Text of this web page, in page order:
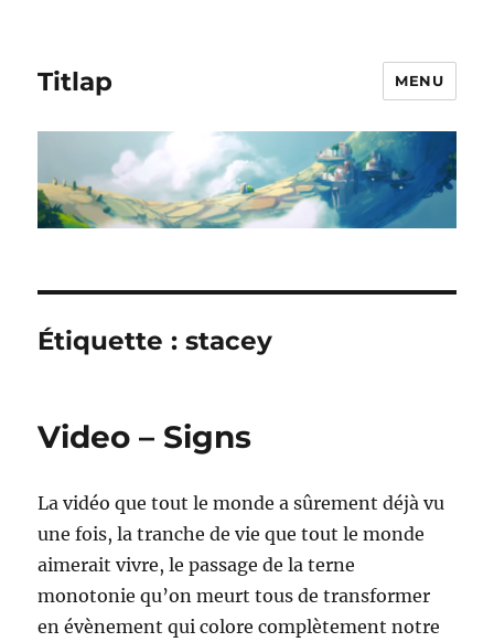
Titlap MENU
Étiquette :stacey
Video – Signs
La vidéo que tout le monde a sûrement déjà vu
une fois, la tranche de vie que tout le monde
aimerait vivre, le passage de la terne
monotonie qu’on meurt tous de transformer
en évènement qui colore complètement notre